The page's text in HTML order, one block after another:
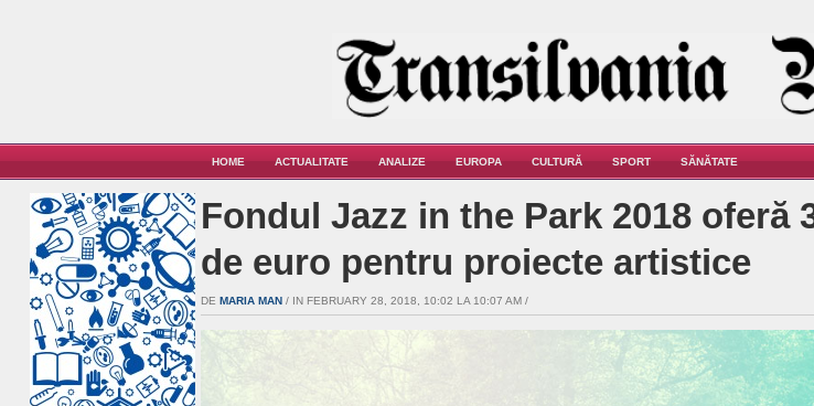
HOME ACTUALITATE ANALIZE EUROPA CULTURĂ SPORT SĂNĂTATE
Fondul Jazz in the Park 2018 oferă
de euro pentru proiecte artistice
DE MARIA MAN / IN FEBRUARY 28, 2018, 10:02 LA 10:07 AM /